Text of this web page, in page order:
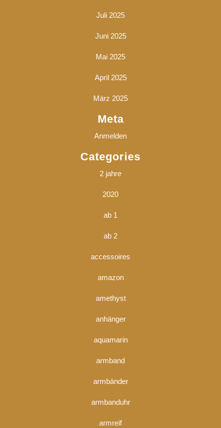
Juli 2025
Juni 2025
Mai 2025
April 2025
März 2025
Meta
Anmelden
Categories
2 jahre
2020
ab 1
ab 2
accessoires
amazon
amethyst
anhänger
aquamarin
armband
armbänder
armbanduhr
armreif